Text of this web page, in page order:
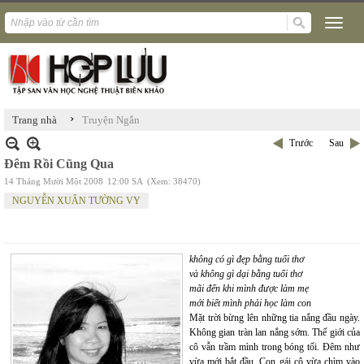
Trang nhà › Truyện Ngắn
Trước Sau
Đêm Rồi Cũng Qua
14 Tháng Mười Một 2008 12:00 SA (Xem: 38470)
NGUYỄN XUÂN TƯỜNG VY
không có gì đẹp bằng tuổi thơ
và không gì dại bằng tuổi thơ
mãi đến khi mình được làm mẹ
mới biết mình phải học làm con
Mặt trời bừng lên những tia nắng đầu ngày.
Không gian tràn lan nắng sớm. Thế giới của
cô vẫn trầm mình trong bóng tối. Đêm như
vừa mới bắt đầu. Con gái cô vừa chìm vào